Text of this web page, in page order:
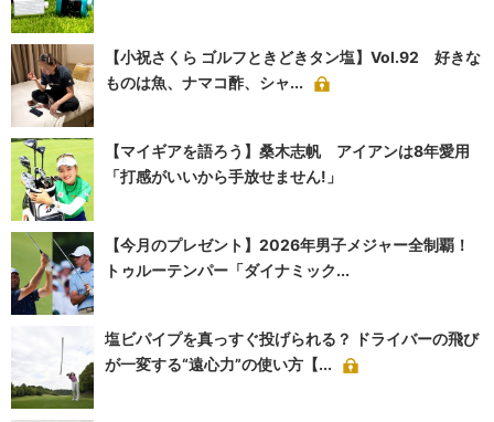
【小祝さくら ゴルフときどきタン塩】Vol.92 好きな
ものは魚、ナマコ酢、シャ...
【マイギアを語ろう】桑木志帆 アイアンは8年愛用
「打感がいいから手放せません!」
【今月のプレゼント】2026年男子メジャー全制覇！
トゥルーテンパー「ダイナミック...
塩ビパイプを真っすぐ投げられる？ ドライバーの飛び
が一変する“遠心力”の使い方【...